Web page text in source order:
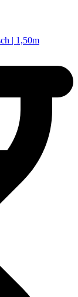
| 1,50m